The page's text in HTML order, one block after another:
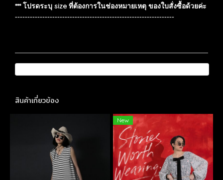
*** โปรดระบุ size ที่ต้องการในช่องหมายเหตุ ของใบสั่งซื้อด้วยค่ะ
----------------------------------------------------------------
สินค้าเกี่ยวข้อง
New